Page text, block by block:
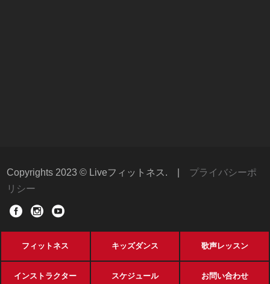
Copyrights 2023 © Liveフィットネス.
プライバシーポ
リシー
フィットネス キッズダンス 歌声レッスン
インストラクター スケジュール お問い合わせ